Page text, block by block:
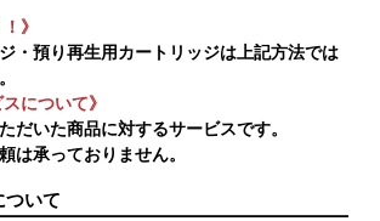
》
・預り再生用カートリッジは上記方法では
について》
だいた商品に対するサービスです。
は承っておりません。
ついて